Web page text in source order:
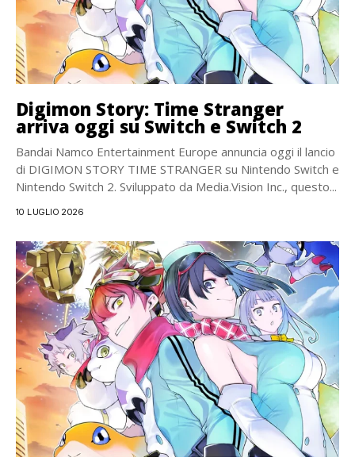
Digimon Story: Time Stranger
arriva oggi su Switch e Switch 2
Bandai Namco Entertainment Europe annuncia oggi il lancio
di DIGIMON STORY TIME STRANGER su Nintendo Switch e
Nintendo Switch 2. Sviluppato da Media.Vision Inc., questo...
10 LUGLIO 2026